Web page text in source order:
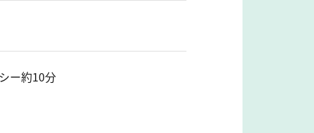
ー約10分